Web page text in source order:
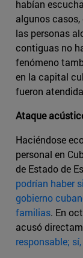
habían
algunos
las personas
contiguas no
fenómeno
en la capital
fueron
Ataque
Haciéndose
personal en
de Estado de
podrían haber
gobierno
familias. En
acusó
responsable;